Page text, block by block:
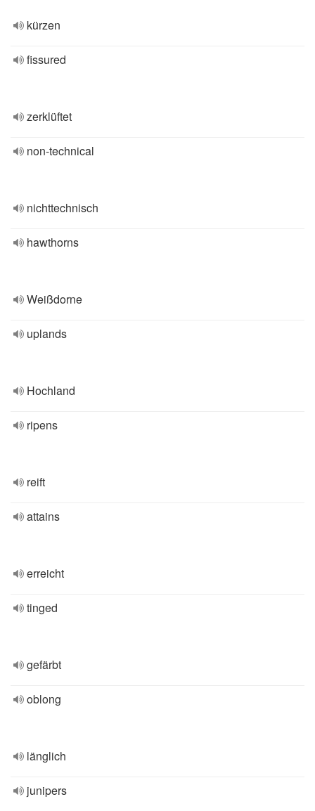
kürzen
fissured
zerklüftet
non-technical
nichttechnisch
hawthorns
Weißdorne
uplands
Hochland
ripens
reift
attains
erreicht
tinged
gefärbt
oblong
länglich
junipers